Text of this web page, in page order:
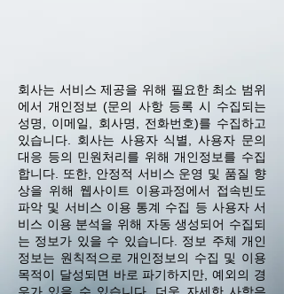
회사는 서비스 제공을 위해 필요한 최소 범위
에서 개인정보 (문의 사항 등록 시 수집되는
성명, 이메일, 회사명, 전화번호)를 수집하고
있습니다. 회사는 사용자 식별, 사용자 문의
대응 등의 민원처리를 위해 개인정보를 수집
합니다. 또한, 안정적 서비스 운영 및 품질 향
상을 위해 웹사이트 이용과정에서 접속빈도
파악 및 서비스 이용 통계 수집 등 사용자 서
비스 이용 분석을 위해 자동 생성되어 수집되
는 정보가 있을 수 있습니다. 정보 주체 개인
정보는 원칙적으로 개인정보의 수집 및 이용
목적이 달성되면 바로 파기하지만, 예외의 경